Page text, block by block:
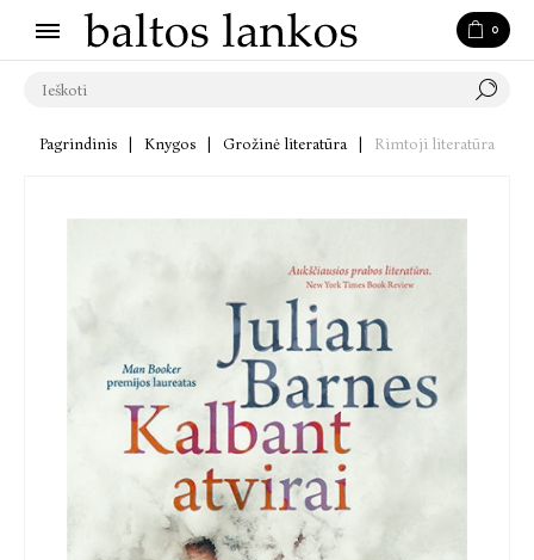
0
Pagrindinis Knygos Grožinė literatūra Rimtoji literatūra